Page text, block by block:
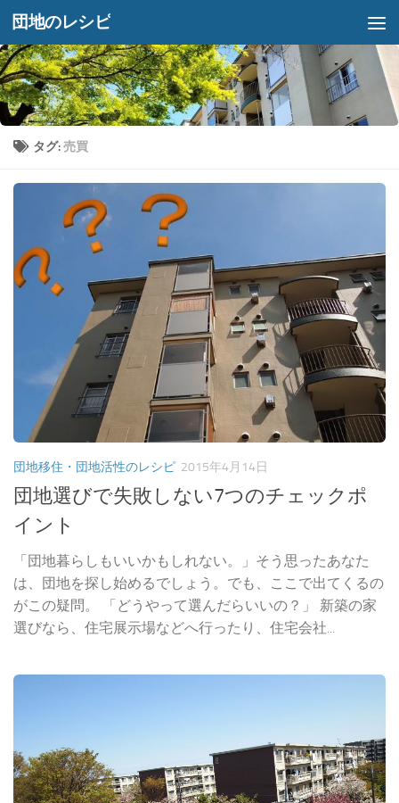
コンテンツへスキップ
団地のレシピ
タグ:売買
団地移住・団地活性のレシピ 2015年4月14日
団地選びで失敗しない7つのチェックポ
イント
「団地暮らしもいいかもしれない。」そう思ったあなた
は、団地を探し始めるでしょう。でも、ここで出てくるの
がこの疑問。 「どうやって選んだらいいの？」 新築の家
選びなら、住宅展示場などへ行ったり、住宅会社...